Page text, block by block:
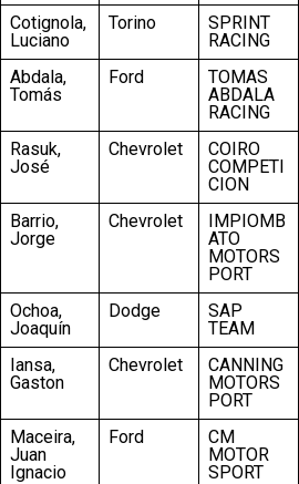
Cotignola,
Luciano
Torino
SPRINT
RACING
Abdala,
Tomás
Ford
TOMAS
ABDALA
RACING
Rasuk,
José
Chevrolet
COIRO
COMPETI
CION
Barrio,
Jorge
Chevrolet
IMPIOMB
ATO
MOTORS
PORT
Ochoa,
Joaquín
Dodge
SAP
TEAM
Iansa,
Gaston
Chevrolet
CANNING
MOTORS
PORT
Maceira,
Juan
Ignacio
Ford
CM
MOTOR
SPORT